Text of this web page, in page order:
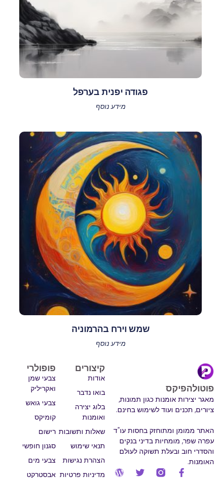
פגודה יפנית בערפל
מידע נוסף
שמש וירח בהרמוניה
מידע נוסף
פוטולהפיקס
מאגר יצירות אומנות כגון תמונות,
ציורים, תכנים ועוד לשימוש בחינם.
האתר ממומן ומתוחזק בחסות עו"ד
עפרה שפר, מומחיות בדיני בנקים
והסדרי חוב ובעלת תשוקה לעולם
האומנות.
קיצורים
אודות
בואו נדבר
בלוג יצירה
ואומנות
שאלות ותשובות
תנאי שימוש
הצהרת נגישות
מדיניות פרטיות
פופולרי
צבעי שמן
ואקריליק
צבעי גואש
קומיקס
רישום
סגנון חופשי
צבעי מים
אבסטרקט